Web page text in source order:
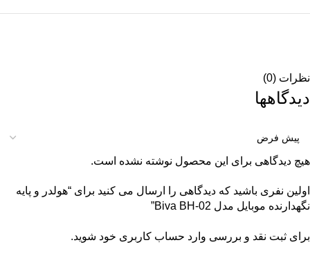
نظرات (0)
دیدگاهها
هیچ دیدگاهی برای این محصول نوشته نشده است.
اولین نفری باشید که دیدگاهی را ارسال می کنید برای “هولدر و پایه
نگهدارنده موبایل مدل Biva BH-02”
برای ثبت نقد و بررسی وارد حساب کاربری خود شوید.